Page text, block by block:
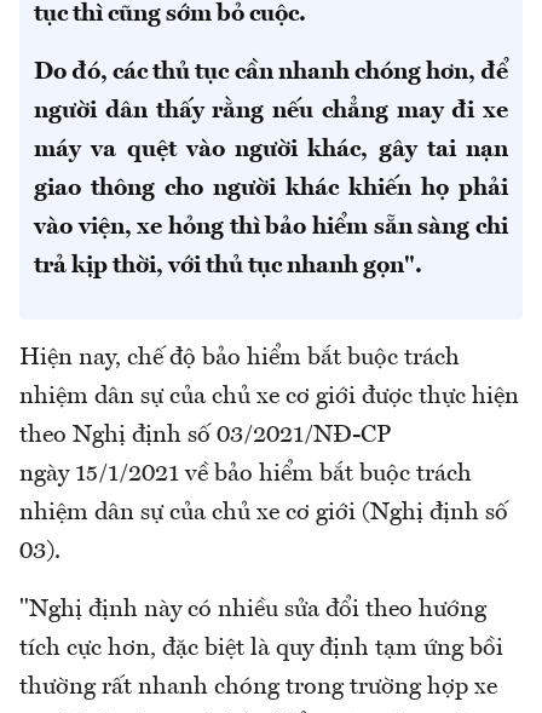
tục thì cũng sớm bỏ cuộc.
Do đó, các thủ tục cần nhanh chóng hơn, để
người dân thấy rằng nếu chẳng may đi xe
máy va quệt vào người khác, gây tai nạn
giao thông cho người khác khiến họ phải
vào viện, xe hỏng thì bảo hiểm sẵn sàng chi
trả kịp thời, với thủ tục nhanh gọn".
Hiện nay, chế độ bảo hiểm bắt buộc trách
nhiệm dân sự của chủ xe cơ giới được thực hiện
theo Nghị định số 03/2021/NĐ-CP
ngày 15/1/2021 về bảo hiểm bắt buộc trách
nhiệm dân sự của chủ xe cơ giới (Nghị định số
03).
"Nghị định này có nhiều sửa đổi theo hướng
tích cực hơn, đặc biệt là quy định tạm ứng bồi
thường rất nhanh chóng trong trường hợp xe